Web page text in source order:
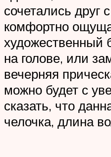
сочетались друг
комфортно
художественный
на голове, или
вечерняя
можно будет с
сказать, что
челочка, длина